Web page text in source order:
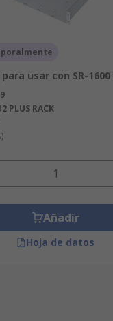
para usar con SR-
PLUS RACK
Añadir
Hoja de datos